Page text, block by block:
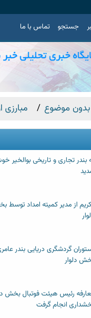
جستجو تماس با ما
بدون موضوع
بندر تجاری و تاریخی بوالخیر
از مدیر کمیته امداد توسط
گردشگری دریایی بندر
دلوار
رئیس هیئت فوتبال بخش
انجام گرفت